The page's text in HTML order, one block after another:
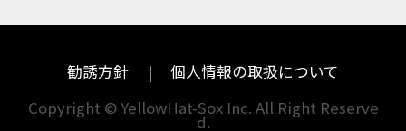
ドゥカティ
他海外ﾒｰｶｰ
勧誘方針
個人情報の取扱について
Copyright © YellowHat-Sox Inc. All Right Reserve
d.